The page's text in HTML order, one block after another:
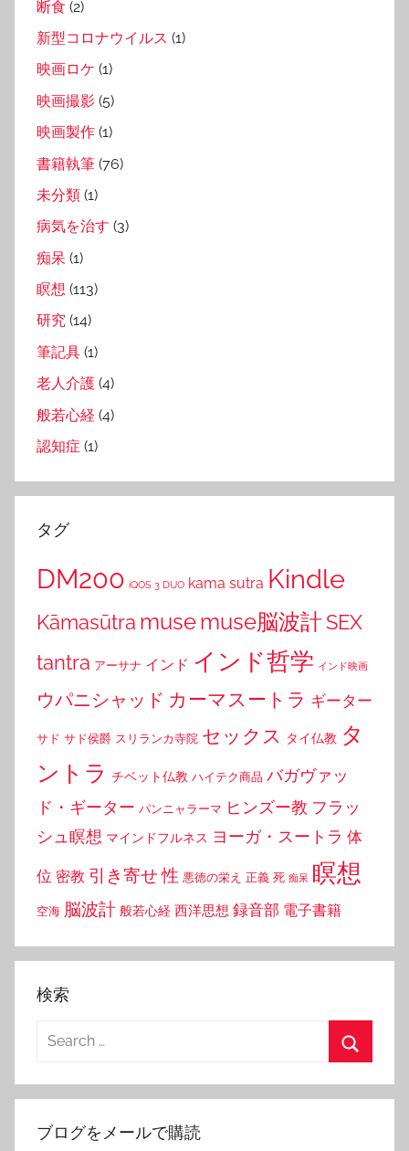
断食 (2)
新型コロナウイルス (1)
映画ロケ (1)
映画撮影 (5)
映画製作 (1)
書籍執筆 (76)
未分類 (1)
病気を治す (3)
痴呆 (1)
瞑想 (113)
研究 (14)
筆記具 (1)
老人介護 (4)
般若心経 (4)
認知症 (1)
タグ
DM200 iQOS 3 DUO kama sutra Kindle
Kāmasūtra musemuse脳波計SEX
tantra アーサナ インド インド哲学 インド映画
ウパニシャッド カーマスートラ ギーター
サド サド侯爵 スリランカ寺院 セックス タイ仏教 タ
ントラ チベット仏教 ハイテク商品 バガヴァッ
ド・ギーター パンニャラーマ ヒンズー教 フラッ
シュ瞑想 マインドフルネス ヨーガ・スートラ 体
位 密教 引き寄せ性 悪徳の栄え 正義 死 痴呆 瞑想
空海 脳波計 般若心経 西洋思想 録音部 電子書籍
検索
Search
ブログをメールで購読